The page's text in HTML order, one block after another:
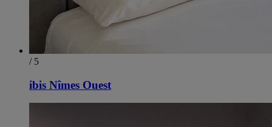
/ 5
ibis Nîmes Ouest